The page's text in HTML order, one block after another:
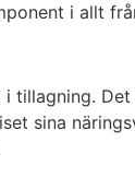
i allt
tillagning.
sina